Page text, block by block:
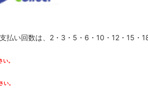
い回数は、2・3・5・6・10・12・15・
。
。